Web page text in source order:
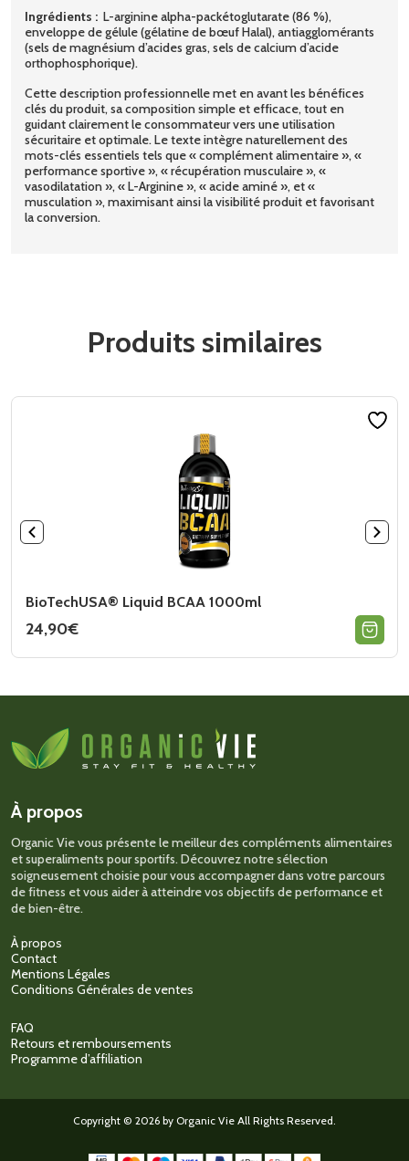
Ingrédients : L-arginine alpha-packétoglutarate (86 %),
enveloppe de gélule (gélatine de bœuf Halal), antiagglomérants
(sels de magnésium d’acides gras, sels de calcium d’acide
orthophosphorique).
Cette description professionnelle met en avant les bénéfices
clés du produit, sa composition simple et efficace, tout en
guidant clairement le consommateur vers une utilisation
sécuritaire et optimale. Le texte intègre naturellement des
mots-clés essentiels tels que « complément alimentaire », «
performance sportive », « récupération musculaire », «
vasodilatation », « L-Arginine », « acide aminé », et «
musculation », maximisant ainsi la visibilité produit et favorisant
la conversion.
Produits similaires
BioTechUSA® Liquid BCAA 1000ml
24,90€
produit
options
peuvent
être
la
du
produit
À propos
Organic Vie vous présente le meilleur des compléments alimentaires
et superaliments pour sportifs. Découvrez notre sélection
soigneusement choisie pour vous accompagner dans votre parcours
de fitness et vous aider à atteindre vos objectifs de performance et
de bien-être.
À propos
Contact
Mentions Légales
Conditions Générales de ventes
FAQ
Retours et remboursements
Programme d’affiliation
Copyright © 2026 by Organic Vie All Rights Reserved.